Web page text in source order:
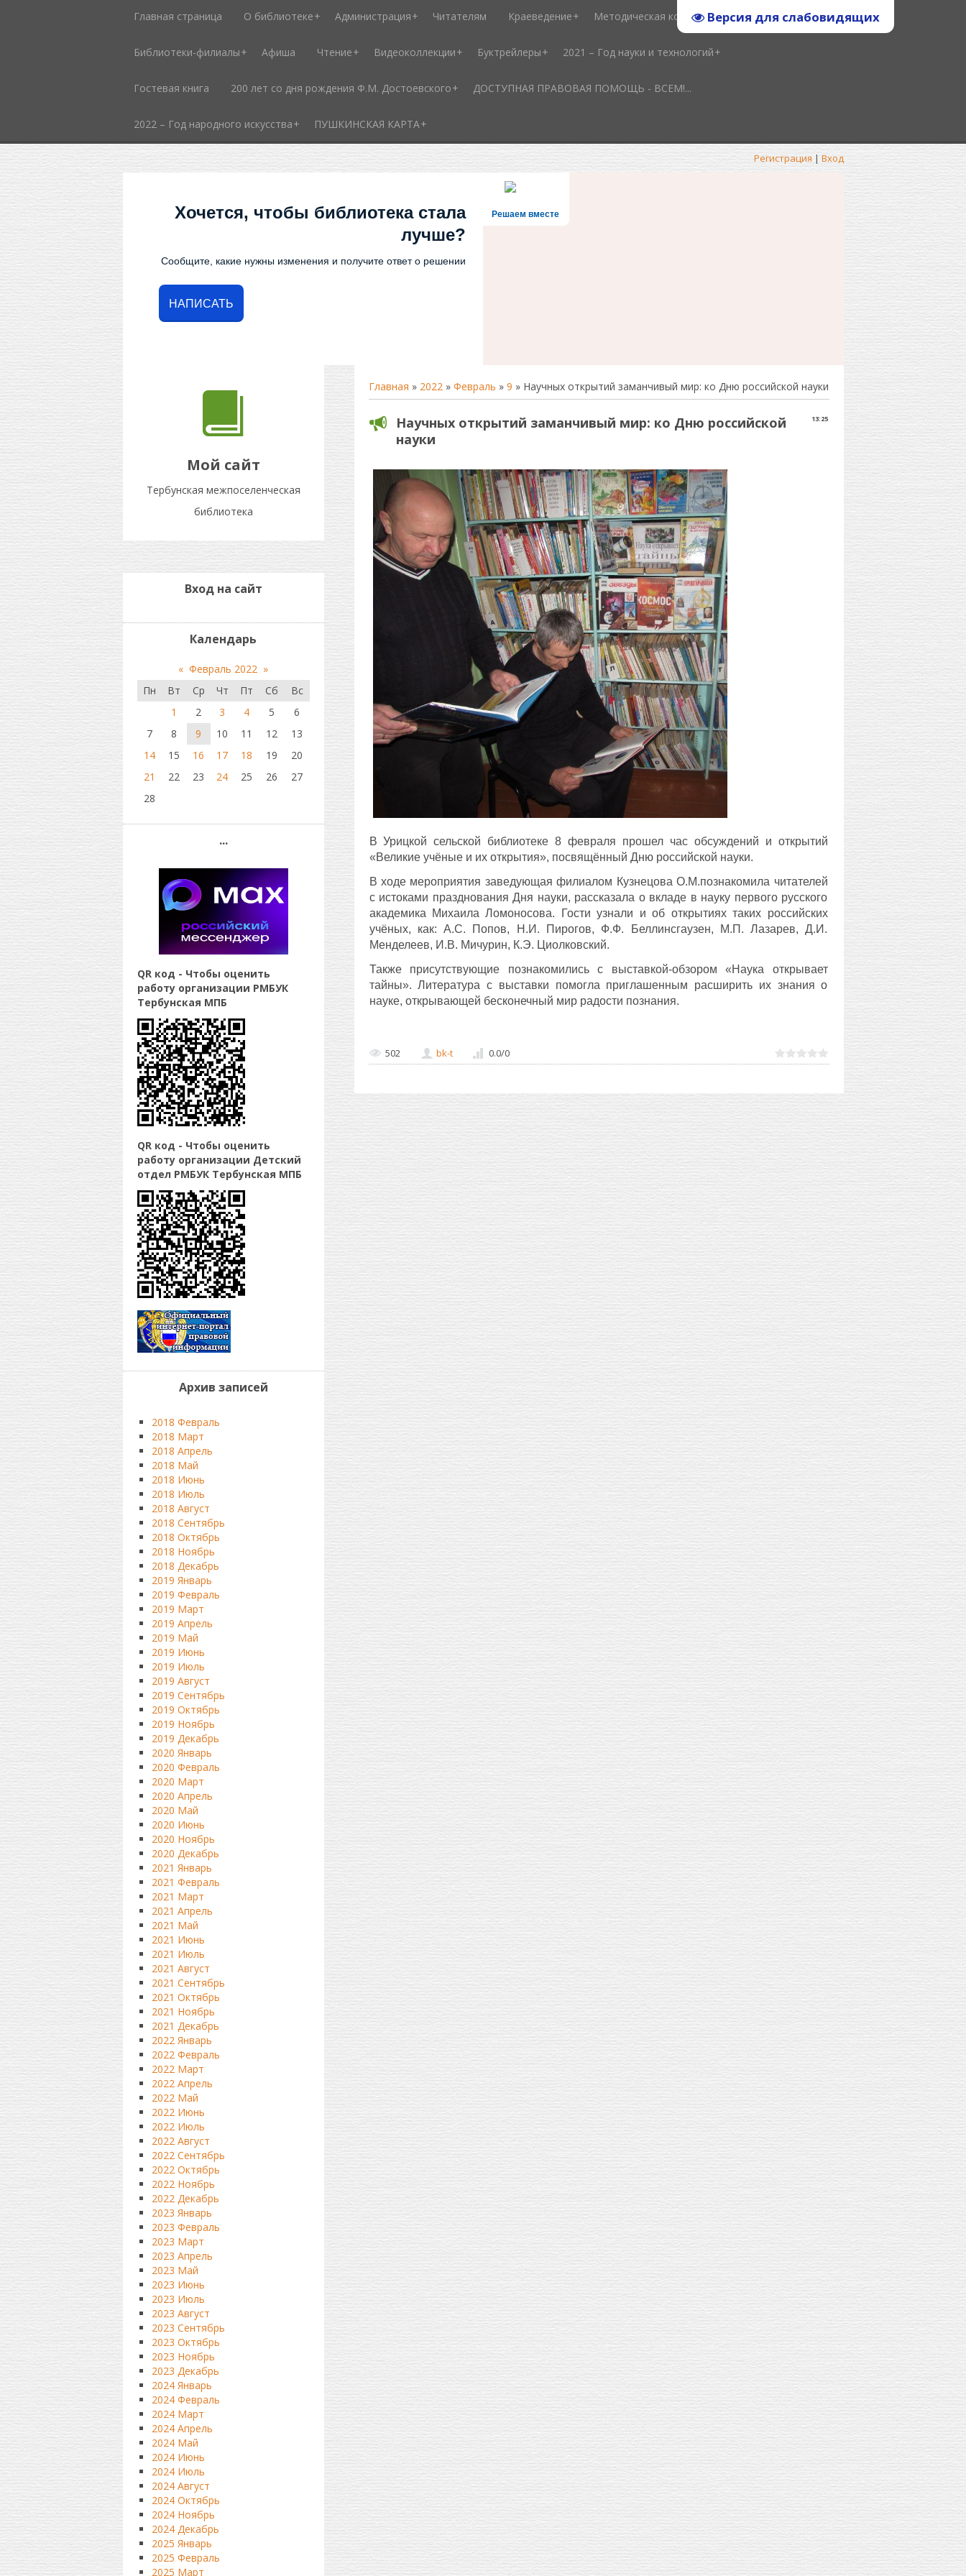
Версия для слабовидящих
Главная страница О библиотеке Администрация Читателям Краеведение Методическая копилка
Библиотеки-филиалы Афиша Чтение Видеоколлекции Буктрейлеры 2021 – Год науки и технологий
Гостевая книга 200 лет со дня рождения Ф.М. Достоевского ДОСТУПНАЯ ПРАВОВАЯ ПОМОЩЬ - ВСЕМ!...
2022 – Год народного искусства ПУШКИНСКАЯ КАРТА
Регистрация | Вход
Решаем вместе
Хочется, чтобы библиотека стала
лучше?
Сообщите, какие нужны изменения и получите ответ о решении
НАПИСАТЬ
Мой сайт
Тербунская межпоселенческая
библиотека
Главная » 2022 » Февраль » 9 » Научных открытий заманчивый мир: ко Дню российской науки
13:25
Научных открытий заманчивый мир: ко Дню российской
науки
В Урицкой сельской библиотеке 8 февраля прошел час обсуждений и открытий
«Великие учёные и их открытия», посвящённый Дню российской науки.
В ходе мероприятия заведующая филиалом Кузнецова О.М.познакомила читателей
с истоками празднования Дня науки, рассказала о вкладе в науку первого русского
академика Михаила Ломоносова. Гости узнали и об открытиях таких российских
учёных, как: А.С. Попов, Н.И. Пирогов, Ф.Ф. Беллинсгаузен, М.П. Лазарев, Д.И.
Менделеев, И.В. Мичурин, К.Э. Циолковский.
Также присутствующие познакомились с выставкой-обзором «Наука открывает
тайны». Литература с выставки помогла приглашенным расширить их знания о
науке, открывающей бесконечный мир радости познания.
502 bk-t 0.0/0
Вход на сайт
Календарь
« Февраль 2022 »
Пн
Вт Ср Чт Пт Сб
Вс
1
2 3 4 5
6
7
8 9 10 11 12
13
14
15 16 17 18 19
20
21
22 23 24 25 26
27
28
...
QR код - Чтобы оценить
работу организации РМБУК
Тербунская МПБ
QR код - Чтобы оценить
работу организации Детский
отдел РМБУК Тербунская МПБ
Архив записей
2018 Февраль
2018 Март
2018 Апрель
2018 Май
2018 Июнь
2018 Июль
2018 Август
2018 Сентябрь
2018 Октябрь
2018 Ноябрь
2018 Декабрь
2019 Январь
2019 Февраль
2019 Март
2019 Апрель
2019 Май
2019 Июнь
2019 Июль
2019 Август
2019 Сентябрь
2019 Октябрь
2019 Ноябрь
2019 Декабрь
2020 Январь
2020 Февраль
2020 Март
2020 Апрель
2020 Май
2020 Июнь
2020 Ноябрь
2020 Декабрь
2021 Январь
2021 Февраль
2021 Март
2021 Апрель
2021 Май
2021 Июнь
2021 Июль
2021 Август
2021 Сентябрь
2021 Октябрь
2021 Ноябрь
2021 Декабрь
2022 Январь
2022 Февраль
2022 Март
2022 Апрель
2022 Май
2022 Июнь
2022 Июль
2022 Август
2022 Сентябрь
2022 Октябрь
2022 Ноябрь
2022 Декабрь
2023 Январь
2023 Февраль
2023 Март
2023 Апрель
2023 Май
2023 Июнь
2023 Июль
2023 Август
2023 Сентябрь
2023 Октябрь
2023 Ноябрь
2023 Декабрь
2024 Январь
2024 Февраль
2024 Март
2024 Апрель
2024 Май
2024 Июнь
2024 Июль
2024 Август
2024 Октябрь
2024 Ноябрь
2024 Декабрь
2025 Январь
2025 Февраль
2025 Март